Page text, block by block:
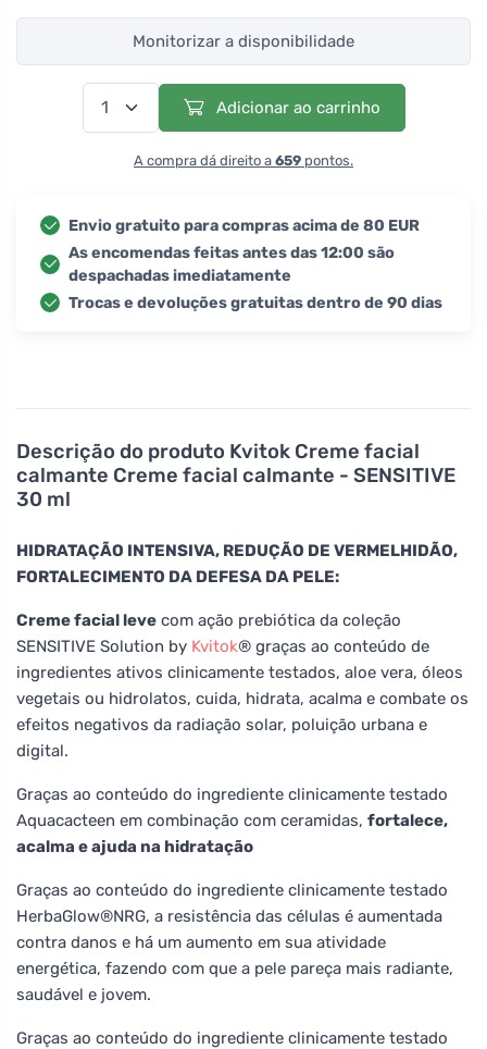
Descrição do produto Kvitok Creme facial
calmante Creme facial calmante - SENSITIVE
30 ml
HIDRATAÇÃO INTENSIVA, REDUÇÃO DE VERMELHIDÃO,
FORTALECIMENTO DA DEFESA DA PELE:
Creme facial leve com ação prebiótica da coleção
SENSITIVE Solution by Kvitok® graças ao conteúdo de
ingredientes ativos clinicamente testados, aloe vera, óleos
vegetais ou hidrolatos, cuida, hidrata, acalma e combate os
efeitos negativos da radiação solar, poluição urbana e
digital.
Graças ao conteúdo do ingrediente clinicamente testado
Aquacacteen em combinação com ceramidas, fortalece,
acalma e ajuda na hidratação
Graças ao conteúdo do ingrediente clinicamente testado
HerbaGlow®NRG, a resistência das células é aumentada
contra danos e há um aumento em sua atividade
energética, fazendo com que a pele pareça mais radiante,
saudável e jovem.
Graças ao conteúdo do ingrediente clinicamente testado
Monitorizar a disponibilidade
Adicionar ao carrinho
A compra dá direito a 659 pontos.
Envio gratuito para compras acima de 80 EUR
As encomendas feitas antes das 12:00 são
despachadas imediatamente
Trocas e devoluções gratuitas dentro de 90 dias